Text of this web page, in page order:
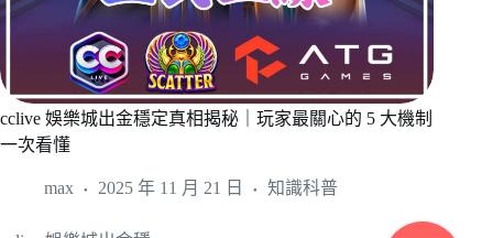
cclive 娛樂城出金穩定真相揭秘｜玩家最關心的 5 大機制
一次看懂
max 2025 年 11 月 21 日 知識科普